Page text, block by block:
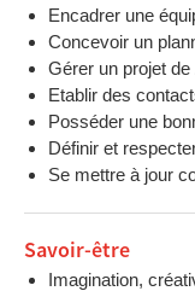
Encadrer une
Concevoir un
Gérer un projet de
Etablir des
Posséder une
Définir et
Se mettre à jour
Savoir-être
Imagination,